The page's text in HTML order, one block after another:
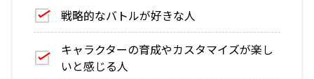
戦略的なバトルが好きな人
キャラクターの育成やカスタマイズが楽し
いと感じる人